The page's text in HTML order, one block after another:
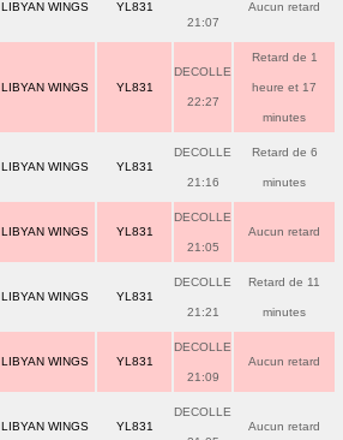
LIBYAN WINGS YL831
21:07
Aucun retard
LIBYAN WINGS YL831
DECOLLE
22:27
Retard de 1
heure et 17
minutes
LIBYAN WINGS YL831
DECOLLE
21:16
Retard de 6
minutes
LIBYAN WINGS YL831
DECOLLE
21:05
Aucun retard
LIBYAN WINGS YL831
DECOLLE
21:21
Retard de 11
minutes
LIBYAN WINGS YL831
DECOLLE
21:09
Aucun retard
LIBYAN WINGS YL831
DECOLLE
Aucun retard